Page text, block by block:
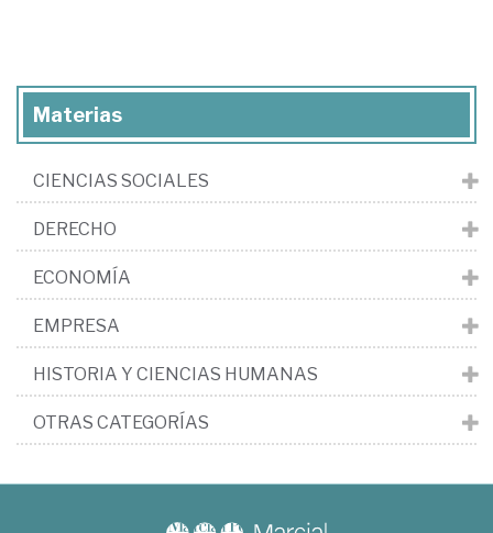
Materias
CIENCIAS SOCIALES
DERECHO
ECONOMÍA
EMPRESA
HISTORIA Y CIENCIAS HUMANAS
OTRAS CATEGORÍAS